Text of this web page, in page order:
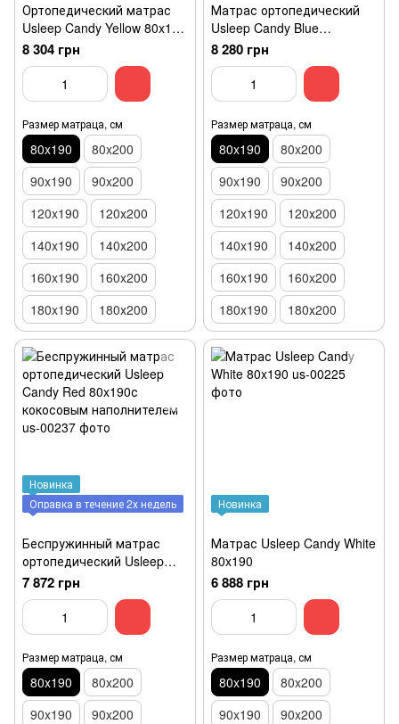
Ортопедический матрас
Usleep Candy Yellow 80x190
беспружинный с
эффектом памяти мемори
8 304 грн
Размер матраца, см
80x190
80x200
90x190
90x200
120x190
120х200
140x190
140х200
160x190
160x200
180x190
180х200
Матрас ортопедический
Usleep Candy Blue
80x190беспружинный с
эффектом памяти мемори
8 280 грн
Размер матраца, см
80x190
80x200
90x190
90x200
120x190
120х200
140x190
140х200
160x190
160x200
180x190
180х200
Новинка
Оправка в течение 2х недель
Беспружинный матрас
ортопедический Usleep
Candy Red 80x190с
кокосовым наполнителем
7 872 грн
Размер матраца, см
80x190
80x200
90x190
90x200
Новинка
Матрас Usleep Candy White
80x190
6 888 грн
Размер матраца, см
80x190
80x200
90x190
90x200